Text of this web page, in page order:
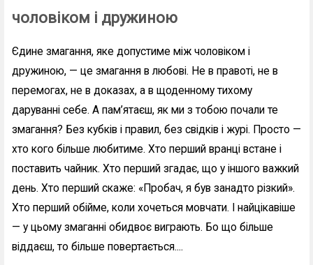
чоловіком і дружиною
Єдине змагання, яке допустиме між чоловіком і
дружиною, — це змагання в любові. Не в правоті, не в
перемогах, не в доказах, а в щоденному тихому
даруванні себе. А пам’ятаєш, як ми з тобою почали те
змагання? Без кубків і правил, без свідків і журі. Просто —
хто кого більше любитиме. Хто перший вранці встане і
поставить чайник. Хто перший згадає, що у іншого важкий
день. Хто перший скаже: «Пробач, я був занадто різкий».
Хто перший обійме, коли хочеться мовчати. І найцікавіше
— у цьому змаганні обидвоє виграють. Бо що більше
віддаєш, то більше повертається....